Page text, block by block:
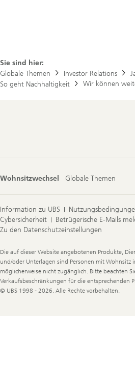
Sie sind hier:
Globale Themen
Investor Relations
So geht Nachhaltigkeit
Wir können
Wohnsitzwechsel Globale Themen
Information zu UBS
Cybersicherheit
Betrügerische E-Mails
Zu den Datenschutzeinstellungen
Legal
Information
Die auf dieser Website angebotenen Produkte,
und/oder Unterlagen sind Personen mit Wohnsitz
möglicherweise nicht zugänglich. Bitte beachten
Verkaufsbeschränkungen für die entsprechenden
© UBS 1998 - 2026. Alle Rechte vorbehalten.